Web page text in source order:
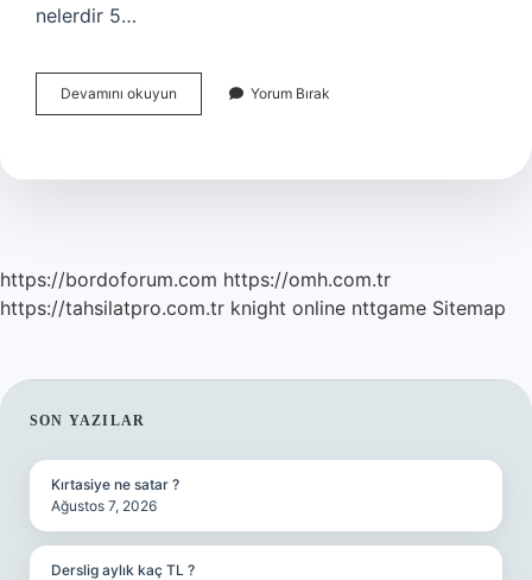
nelerdir 5…
Devamını okuyun
Çeşit
Yorum Bırak
https://bordoforum.com https://omh.com.tr
https://tahsilatpro.com.tr knight online nttgame Sitemap
SIDEBAR
SON YAZILAR
Kırtasiye ne satar ?
Ağustos 7, 2026
Derslig aylık kaç TL ?